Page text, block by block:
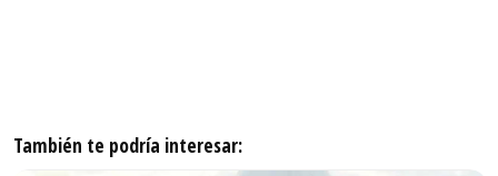
También te podría interesar: